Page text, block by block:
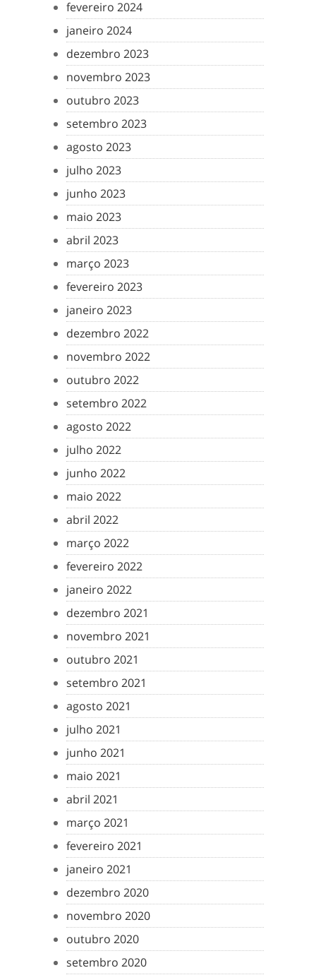
fevereiro 2024
janeiro 2024
dezembro 2023
novembro 2023
outubro 2023
setembro 2023
agosto 2023
julho 2023
junho 2023
maio 2023
abril 2023
março 2023
fevereiro 2023
janeiro 2023
dezembro 2022
novembro 2022
outubro 2022
setembro 2022
agosto 2022
julho 2022
junho 2022
maio 2022
abril 2022
março 2022
fevereiro 2022
janeiro 2022
dezembro 2021
novembro 2021
outubro 2021
setembro 2021
agosto 2021
julho 2021
junho 2021
maio 2021
abril 2021
março 2021
fevereiro 2021
janeiro 2021
dezembro 2020
novembro 2020
outubro 2020
setembro 2020